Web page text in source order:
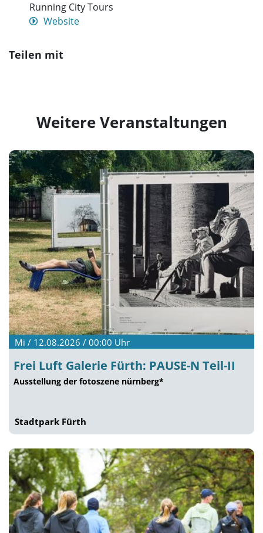
Running City Tours
Website
Teilen mit
Weitere Veranstaltungen
Mi / 12.08.2026 / 00:00 Uhr
Frei Luft Galerie Fürth: PAUSE-N Teil-II
Ausstellung der fotoszene nürnberg*
Stadtpark Fürth